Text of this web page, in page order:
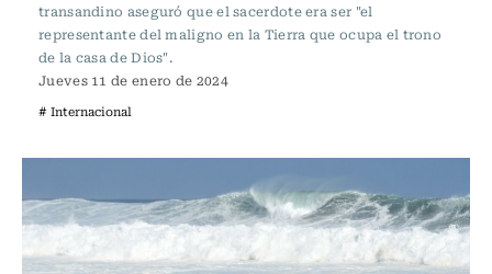
transandino aseguró que el sacerdote era ser "el
representante del maligno en la Tierra que ocupa el trono
de la casa de Dios".
Jueves 11 de enero de 2024
# Internacional